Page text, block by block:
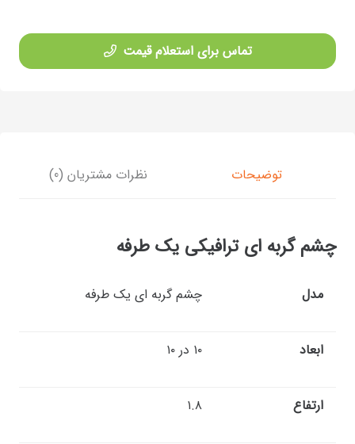
تماس برای استعلام قیمت
توضیحات نظرات مشتریان (0)
چشم گربه ای ترافیکی یک طرفه
مدل چشم گربه ای یک طرفه
ابعاد ۱۰ در ۱۰
ارتفاع ۱.۸